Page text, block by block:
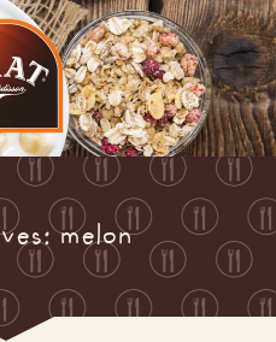
melon